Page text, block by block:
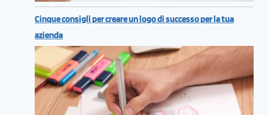
Cinque consigli per creare un logo di successo per la tua
azienda